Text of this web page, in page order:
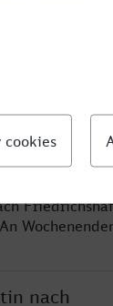
nach
nach